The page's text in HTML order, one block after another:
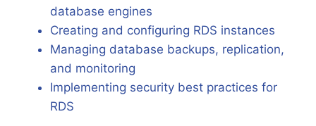
database engines
Creating and configuring RDS instances
Managing database backups, replication,
and monitoring
Implementing security best practices for
RDS